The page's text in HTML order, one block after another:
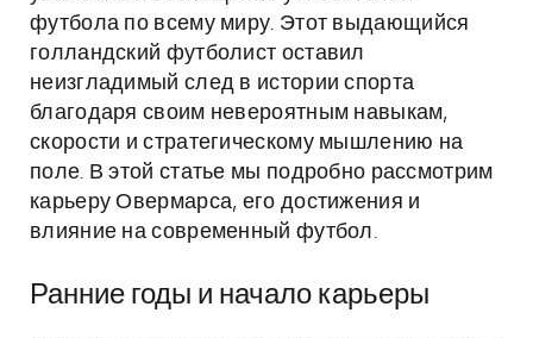
футбола по всему миру. Этот выдающийся
голландский футболист оставил
неизгладимый след в истории спорта
благодаря своим невероятным навыкам,
скорости и стратегическому мышлению на
поле. В этой статье мы подробно рассмотрим
карьеру Овермарса, его достижения и
влияние на современный футбол.
Ранние годы и начало карьеры